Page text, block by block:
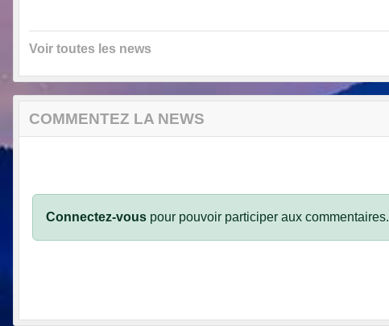
Voir toutes les news
COMMENTEZ LA NEWS
Connectez-vous pour pouvoir participer aux commentaires.